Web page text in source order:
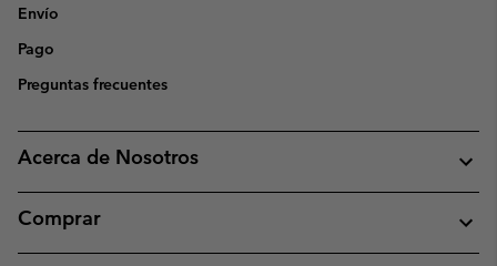
Envío
Pago
Preguntas frecuentes
Acerca de Nosotros
Comprar